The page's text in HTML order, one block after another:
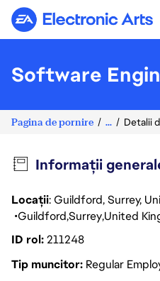
Electronic Arts
Software
Pagina de pornire ... Detalii
Informații
Locații: Guildford, Surrey,
GuildfordSurreyUnited
ID rol211248
Tip muncitor Regular